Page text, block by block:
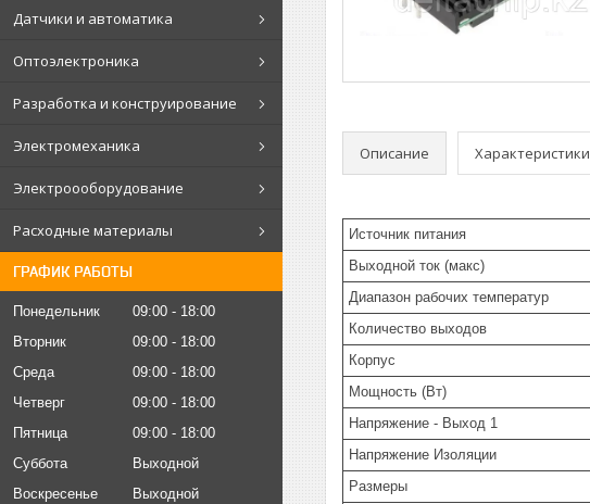
Датчики и автоматика
Оптоэлектроника
Разработка и конструирование
Электромеханика
Электроооборудование
Расходные материалы
ГРАФИК РАБОТЫ
Понедельник 09:00
18:00
Вторник
09:00
18:00
Среда
09:00
18:00
Четверг
09:00
18:00
Пятница
09:00
18:00
Суббота
Выходной
Воскресенье
Выходной
Описание Характеристики
Источник питания
Выходной ток (макс)
Диапазон рабочих температур
Количество выходов
Корпус
Мощность (Вт)
Напряжение - Выход 1
Напряжение Изоляции
Размеры